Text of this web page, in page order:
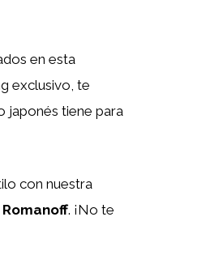
en esta
exclusivo, te
japonés tiene para
con nuestra
. ¡No te